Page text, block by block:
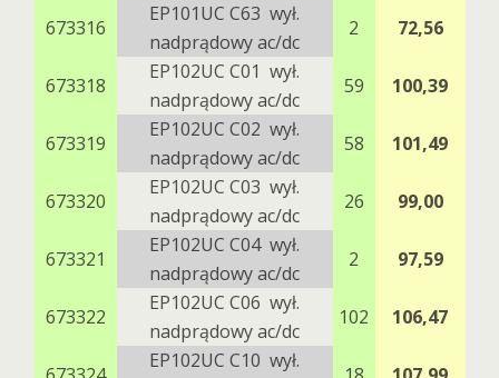
673316
EP101UC C63 wył.
nadprądowy ac/dc
2 72,56
673318
EP102UC C01 wył.
nadprądowy ac/dc
59 100,39
673319
EP102UC C02 wył.
nadprądowy ac/dc
58 101,49
673320
EP102UC C03 wył.
nadprądowy ac/dc
26 99,00
673321
EP102UC C04 wył.
nadprądowy ac/dc
2 97,59
673322
EP102UC C06 wył.
nadprądowy ac/dc
102 106,47
EP102UC C10 wył.